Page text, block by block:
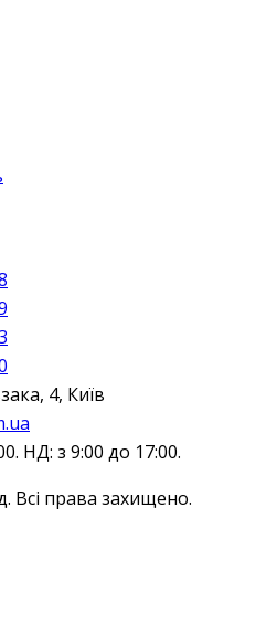
4, Київ
НД: з 9:00 до 17:00.
Всі права захищено.